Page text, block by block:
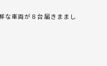
な車両が８台届きままし